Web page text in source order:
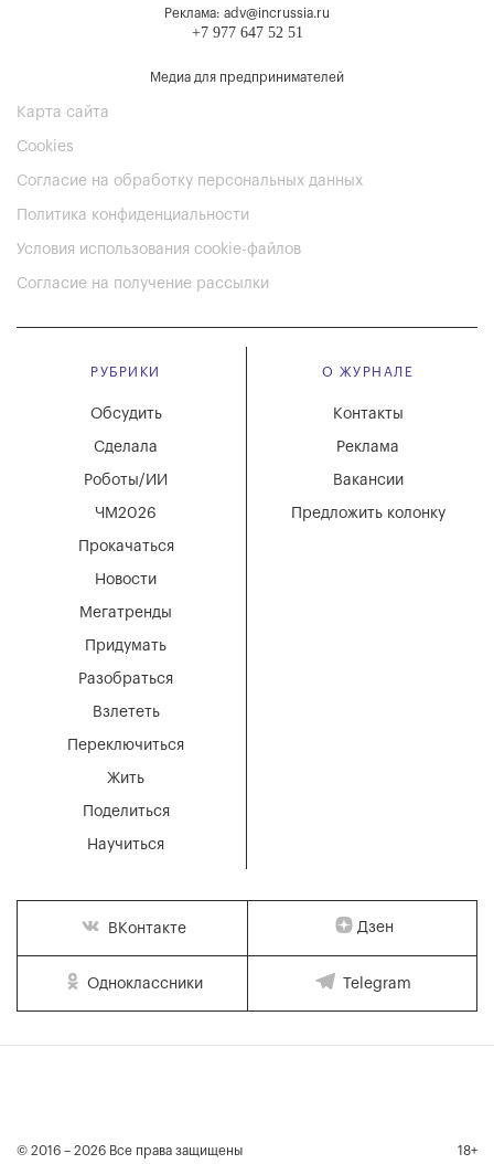
Реклама: adv@incrussia.ru
+7 977 647 52 51
Медиа для предпринимателей
Карта сайта
Cookies
Согласие на обработку персональных данных
Политика конфиденциальности
Условия использования cookie-файлов
Согласие на получение рассылки
РУБРИКИ
Мегатренды
Придумать
Разобраться
Взлететь
Новости
Переключиться
Жить
Поделиться
Научиться
Обсудить
Сделала
Роботы/ИИ
ЧМ2026
Прокачаться
О ЖУРНАЛЕ
Вакансии
Реклама
Контакты
Предложить колонку
ВКонтакте Дзен
Одноклассники Telegram
© 2016 – 2026 Все права защищены 18+